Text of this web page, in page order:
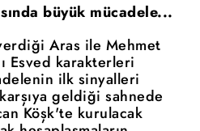
büyük mücadele...
Aras ile Mehmet
Esved karakterleri
ilk sinyalleri
geldiği sahnede
Köşk'te kurulacak